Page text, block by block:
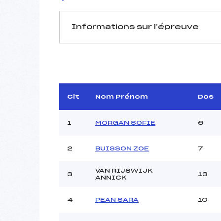
Informations sur l’épreuve
MANCHE 1
Heure de départ :
Ouvreurs A :
Clt Nom Prénom Dos
1 MORGAN SOFIE 6
2 BUISSON ZOE 7
3
VAN RIJSWIJK
ANNICK
13
4 PEAN SARA 10